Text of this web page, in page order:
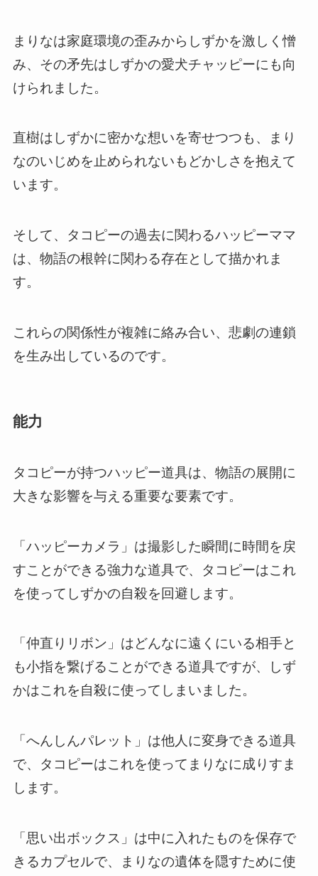
まりなは家庭環境の歪みからしずかを激しく憎
み、その矛先はしずかの愛犬チャッピーにも向
けられました。
直樹はしずかに密かな想いを寄せつつも、まり
なのいじめを止められないもどかしさを抱えて
います。
そして、タコピーの過去に関わるハッピーママ
は、物語の根幹に関わる存在として描かれま
す。
これらの関係性が複雑に絡み合い、悲劇の連鎖
を生み出しているのです。
能力
タコピーが持つハッピー道具は、物語の展開に
大きな影響を与える重要な要素です。
「ハッピーカメラ」は撮影した瞬間に時間を戻
すことができる強力な道具で、タコピーはこれ
を使ってしずかの自殺を回避します。
「仲直りリボン」はどんなに遠くにいる相手と
も小指を繋げることができる道具ですが、しず
かはこれを自殺に使ってしまいました。
「へんしんパレット」は他人に変身できる道具
で、タコピーはこれを使ってまりなに成りすま
します。
「思い出ボックス」は中に入れたものを保存で
きるカプセルで、まりなの遺体を隠すために使